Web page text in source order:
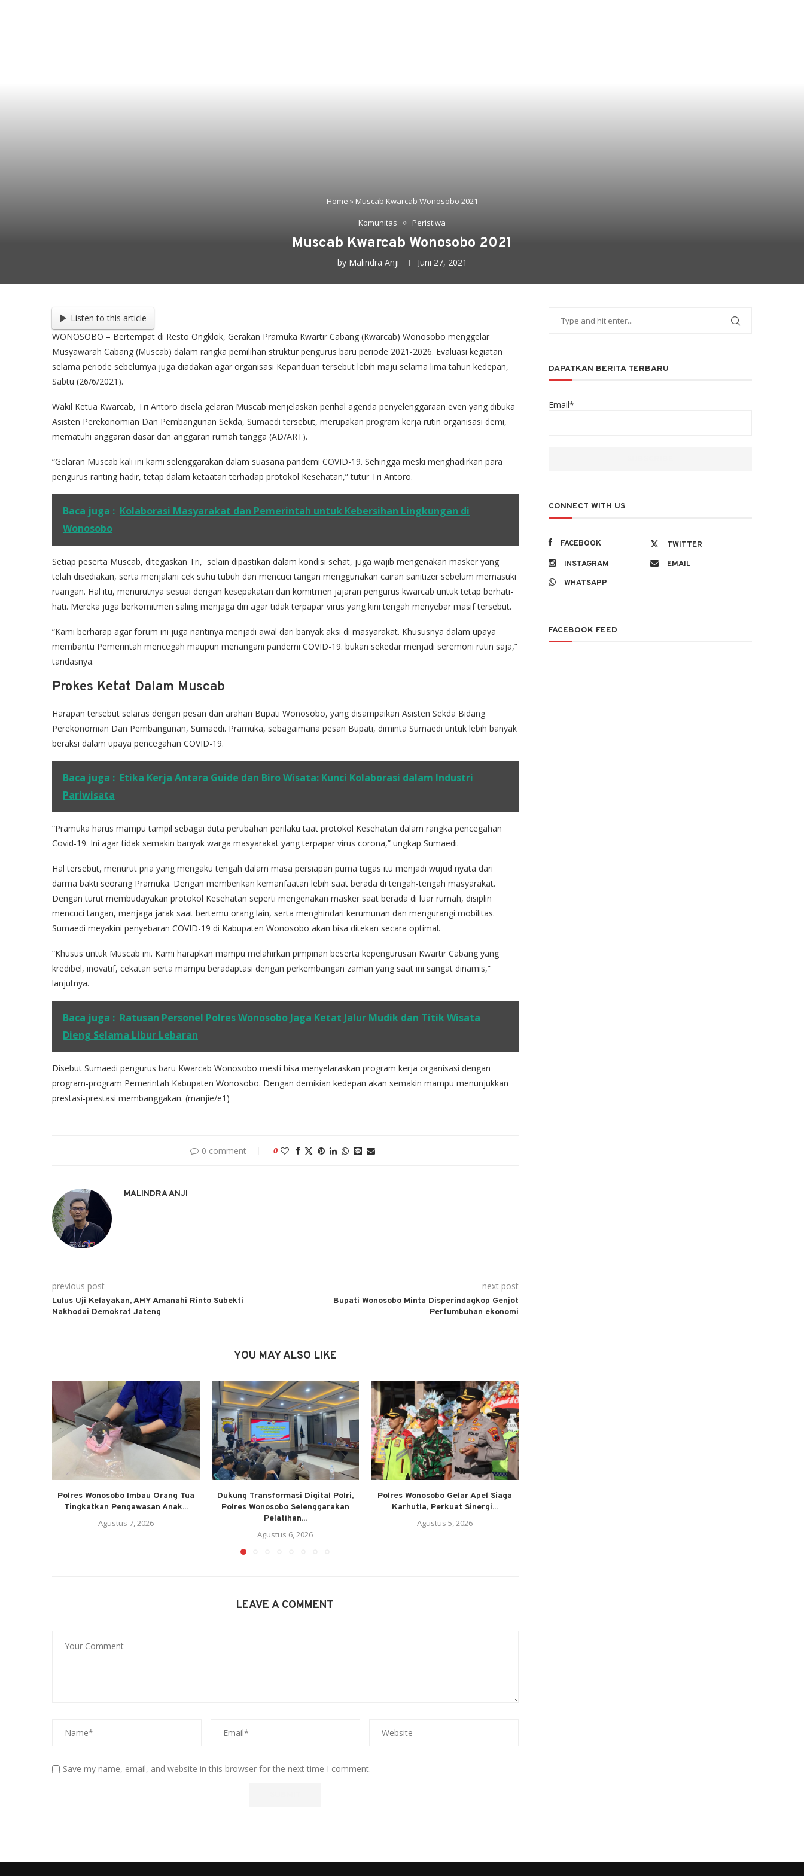
Home » Muscab Kwarcab Wonosobo 2021
Komunitas
Peristiwa
Muscab Kwarcab Wonosobo 2021
by Malindra Anji Juni 27, 2021
Listen to this article
WONOSOBO – Bertempat di Resto Ongklok, Gerakan Pramuka Kwartir Cabang (Kwarcab) Wonosobo menggelar
Musyawarah Cabang (Muscab) dalam rangka pemilihan struktur pengurus baru periode 2021-2026. Evaluasi kegiatan
selama periode sebelumya juga diadakan agar organisasi Kepanduan tersebut lebih maju selama lima tahun kedepan,
Sabtu (26/6/2021).
Wakil Ketua Kwarcab, Tri Antoro disela gelaran Muscab menjelaskan perihal agenda penyelenggaraan even yang dibuka
Asisten Perekonomian Dan Pembangunan Sekda, Sumaedi tersebut, merupakan program kerja rutin organisasi demi,
mematuhi anggaran dasar dan anggaran rumah tangga (AD/ART).
“Gelaran Muscab kali ini kami selenggarakan dalam suasana pandemi COVID-19. Sehingga meski menghadirkan para
pengurus ranting hadir, tetap dalam ketaatan terhadap protokol Kesehatan,” tutur Tri Antoro.
Baca juga : Kolaborasi Masyarakat dan Pemerintah untuk Kebersihan Lingkungan di
Wonosobo
Setiap peserta Muscab, ditegaskan Tri, selain dipastikan dalam kondisi sehat, juga wajib mengenakan masker yang
telah disediakan, serta menjalani cek suhu tubuh dan mencuci tangan menggunakan cairan sanitizer sebelum memasuki
ruangan. Hal itu, menurutnya sesuai dengan kesepakatan dan komitmen jajaran pengurus kwarcab untuk tetap berhati-
hati. Mereka juga berkomitmen saling menjaga diri agar tidak terpapar virus yang kini tengah menyebar masif tersebut.
“Kami berharap agar forum ini juga nantinya menjadi awal dari banyak aksi di masyarakat. Khususnya dalam upaya
membantu Pemerintah mencegah maupun menangani pandemi COVID-19. bukan sekedar menjadi seremoni rutin saja,”
tandasnya.
Prokes Ketat Dalam Muscab
Harapan tersebut selaras dengan pesan dan arahan Bupati Wonosobo, yang disampaikan Asisten Sekda Bidang
Perekonomian Dan Pembangunan, Sumaedi. Pramuka, sebagaimana pesan Bupati, diminta Sumaedi untuk lebih banyak
beraksi dalam upaya pencegahan COVID-19.
Baca juga : Etika Kerja Antara Guide dan Biro Wisata: Kunci Kolaborasi dalam Industri
Pariwisata
“Pramuka harus mampu tampil sebagai duta perubahan perilaku taat protokol Kesehatan dalam rangka pencegahan
Covid-19. Ini agar tidak semakin banyak warga masyarakat yang terpapar virus corona,” ungkap Sumaedi.
Hal tersebut, menurut pria yang mengaku tengah dalam masa persiapan purna tugas itu menjadi wujud nyata dari
darma bakti seorang Pramuka. Dengan memberikan kemanfaatan lebih saat berada di tengah-tengah masyarakat.
Dengan turut membudayakan protokol Kesehatan seperti mengenakan masker saat berada di luar rumah, disiplin
mencuci tangan, menjaga jarak saat bertemu orang lain, serta menghindari kerumunan dan mengurangi mobilitas.
Sumaedi meyakini penyebaran COVID-19 di Kabupaten Wonosobo akan bisa ditekan secara optimal.
“Khusus untuk Muscab ini. Kami harapkan mampu melahirkan pimpinan beserta kepengurusan Kwartir Cabang yang
kredibel, inovatif, cekatan serta mampu beradaptasi dengan perkembangan zaman yang saat ini sangat dinamis,”
lanjutnya.
Baca juga : Ratusan Personel Polres Wonosobo Jaga Ketat Jalur Mudik dan Titik Wisata
Dieng Selama Libur Lebaran
Disebut Sumaedi pengurus baru Kwarcab Wonosobo mesti bisa menyelaraskan program kerja organisasi dengan
program-program Pemerintah Kabupaten Wonosobo. Dengan demikian kedepan akan semakin mampu menunjukkan
prestasi-prestasi membanggakan. (manjie/e1)
0 comment 0
MALINDRA ANJI
previous post
Lulus Uji Kelayakan, AHY Amanahi Rinto Subekti
Nakhodai Demokrat Jateng
next post
Bupati Wonosobo Minta Disperindagkop Genjot
Pertumbuhan ekonomi
YOU MAY ALSO LIKE
Polres Wonosobo Imbau Orang Tua
Tingkatkan Pengawasan Anak...
Agustus 7, 2026
Dukung Transformasi Digital Polri,
Polres Wonosobo Selenggarakan
Pelatihan...
Agustus 6, 2026
Polres Wonosobo Gelar Apel Siaga
Karhutla, Perkuat Sinergi...
Agustus 5, 2026
LEAVE A COMMENT
Save my name, email, and website in this browser for the next time I comment.
DAPATKAN BERITA TERBARU
Email*
CONNECT WITH US
FACEBOOK
TWITTER
INSTAGRAM
EMAIL
WHATSAPP
FACEBOOK FEED